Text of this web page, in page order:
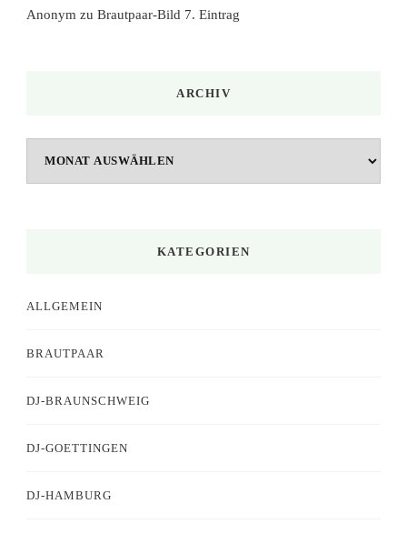
Anonym zu Brautpaar-Bild 7. Eintrag
ARCHIV
KATEGORIEN
ALLGEMEIN
BRAUTPAAR
DJ-BRAUNSCHWEIG
DJ-GOETTINGEN
DJ-HAMBURG